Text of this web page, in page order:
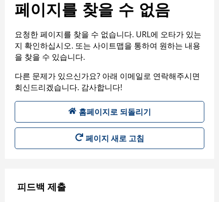
페이지를 찾을 수 없음
요청한 페이지를 찾을 수 없습니다. URL에 오타가 있는
지 확인하십시오. 또는 사이트맵을 통하여 원하는 내용
을 찾을 수 있습니다.
다른 문제가 있으신가요? 아래 이메일로 연락해주시면
회신드리겠습니다. 감사합니다!
홈페이지로 되돌리기
페이지 새로 고침
피드백 제출